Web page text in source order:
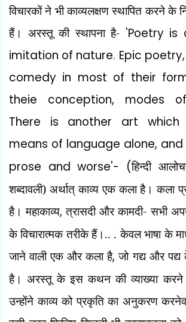
विचारकों ने भी काव्यलक्षण स्थापित करने के
हैं। अरस्तू की स्थापना है- 'Poetry is
imitation of nature. Epic
comedy in most of their
theie conception, modes of
There is another art
means of language alone,
prose and worse'- (हिन्दी
शब्दावली) अर्थात् काव्य एक कला है। कला
है। महाकाव्य,त्रासदी और कामदी- सभी
के विचारात्मक तरीके हैं।.. . केवल भाषा के
जाने वाली एक और कला है,जो गद्य और
है। अरस्तू के इस कथन की व्याख्या
उन्होंने काव्य को प्रकृति का अनुकरण